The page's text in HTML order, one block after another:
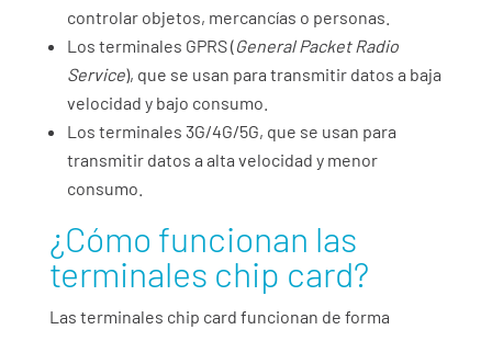
controlar objetos, mercancías o personas.
Los terminales GPRS (General Packet Radio
Service), que se usan para transmitir datos a baja
velocidad y bajo consumo.
Los terminales 3G/4G/5G, que se usan para
transmitir datos a alta velocidad y menor
consumo.
¿Cómo funcionan las
terminales chip card?
Las terminales chip card funcionan de forma